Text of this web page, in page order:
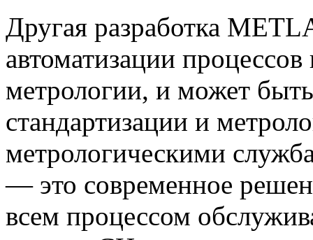
Другая разработка
автоматизации
метрологии, и может
стандартизации и
метрологическими
— это современное
всем процессом